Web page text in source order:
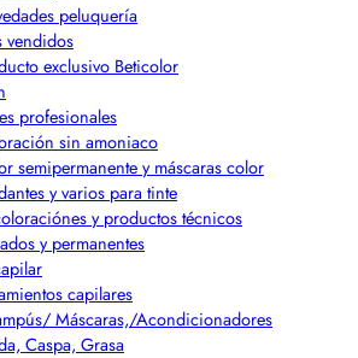
peluquería
vendidos
exclusivo Beticolor
profesionales
sin amoniaco
semipermanente y máscaras color
y varios para tinte
y productos técnicos
y permanentes
capilares
Máscaras,/Acondicionadores
Caspa, Grasa